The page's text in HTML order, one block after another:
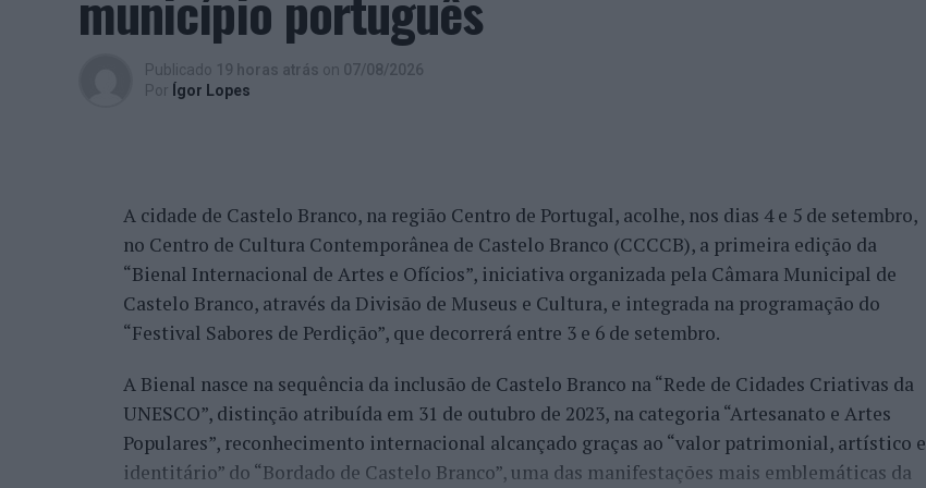
Entre os portugueses, Tiago Torres e Jaime Faria protagonizaram as melhores campanhas da
edição, ambos alcançando os quartos de final. Torres assinou um dos resultados mais
Já Jaime Faria venceu o peruano Gonzalo Bueno e o neerlandês Botic van de Zandschulp,
alcançando também os quartos de final, onde acabou eliminado pelo italiano Luciano
Darderi, num encontro decidido em três sets.
Nuno Borges, principal representante nacional no quadro principal, iniciou a participação
segunda ronda pelo argentino Román Andrés Burruchaga, num encontro disputado em três
sets.
Henrique Rocha e Frederico Ferreira Silva despediram-se na ronda inaugural. Rocha foi
afastado pelo espanhol Pedro Martínez, enquanto Ferreira Silva discutiu a passagem à
Publicado 19 horas atrás on 07/08/2026
Por Ígor Lopes
A cidade de Castelo Branco, na região Centro de Portugal, acolhe, nos dias 4 e 5 de setembro,
no Centro de Cultura Contemporânea de Castelo Branco (CCCCB), a primeira edição da
“Bienal Internacional de Artes e Ofícios”, iniciativa organizada pela Câmara Municipal de
Castelo Branco, através da Divisão de Museus e Cultura, e integrada na programação do
“Festival Sabores de Perdição”, que decorrerá entre 3 e 6 de setembro.
A Bienal nasce na sequência da inclusão de Castelo Branco na “Rede de Cidades Criativas da
UNESCO”, distinção atribuída em 31 de outubro de 2023, na categoria “Artesanato e Artes
Populares”, reconhecimento internacional alcançado graças ao “valor patrimonial, artístico e
identitário” do “Bordado de Castelo Branco”, uma das manifestações mais emblemáticas da